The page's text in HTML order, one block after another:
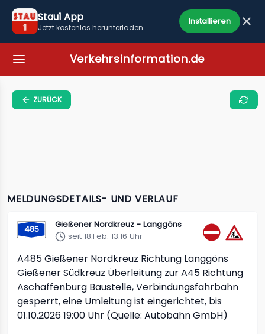
Stau1 App
Jetzt kostenlos herunterladen
Installieren
Verkehrsinformation.de
ZURÜCK
MELDUNGSDETAILS- UND VERLAUF
485
Gießener Nordkreuz - Langgöns
seit 18.Feb. 13:16 Uhr
A485Gießener Nordkreuz Richtung Langgöns
Gießener Südkreuz Überleitung zur A45 Richtung
Aschaffenburg Baustelle, Verbindungsfahrbahn
gesperrt, eine Umleitung ist eingerichtet, bis
01.10.2026 19:00 Uhr (Quelle: Autobahn GmbH)